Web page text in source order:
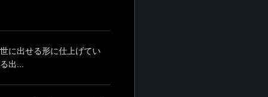
に出せる形に仕上げてい
出...